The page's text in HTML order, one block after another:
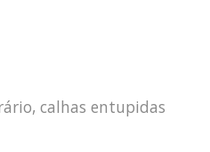
calhas entupidas